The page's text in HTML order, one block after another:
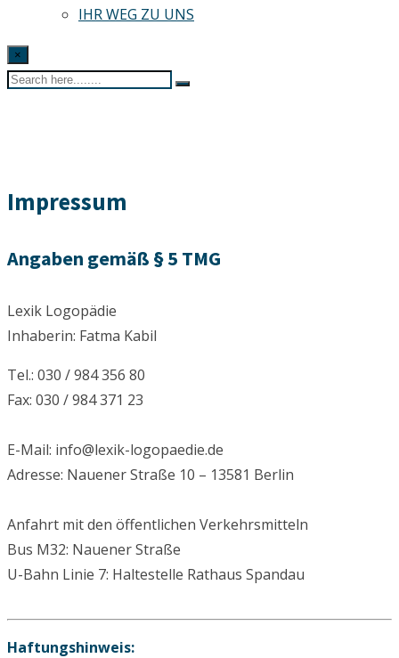
IHR WEG ZU UNS
×
Impressum
Angaben gemäß § 5 TMG
Lexik Logopädie
Inhaberin: Fatma Kabil
Tel.: 030 / 984 356 80
Fax: 030 / 984 371 23
E-Mail: info@lexik-logopaedie.de
Adresse: Nauener Straße 10 – 13581 Berlin
Anfahrt mit den öffentlichen Verkehrsmitteln
Bus M32: Nauener Straße
U-Bahn Linie 7: Haltestelle Rathaus Spandau
Haftungshinweis: